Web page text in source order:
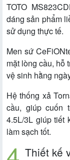
TOTO
dáng sản phẩm
sử dụng thực tế.
Men sứ
mặt lòng cầu, hỗ
vệ sinh hằng
Hệ thống xả
cầu, giúp cuốn
4.5L/3L giúp tiết
làm sạch tốt.
Thiết kế